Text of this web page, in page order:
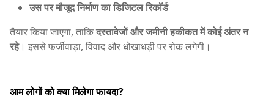
उस पर मौजूद निर्माण का डिजिटल रिकॉर्ड
तैयार किया जाएगा, ताकिदस्तावेजों और जमीनी हकीकत में कोई अंतर न
रहे। इससे फर्जीवाड़ा, विवाद और धोखाधड़ी पर रोक लगेगी।
आम लोगों को क्या मिलेगा फायदा?